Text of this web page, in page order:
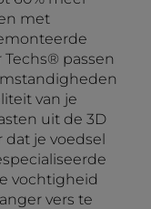
met
passen
van je
uit de 3D
dat je voedsel
vochtigheid
vers te